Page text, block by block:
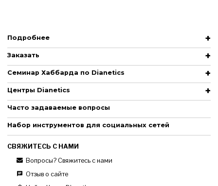
Подробнее
Заказать
Семинар Хаббарда по Dianetics
Центры Dianetics
Часто задаваемые вопросы
Набор инструментов для социальных сетей
СВЯЖИТЕСЬ С НАМИ
Вопросы? Свяжитесь с нами
Отзыв о сайте